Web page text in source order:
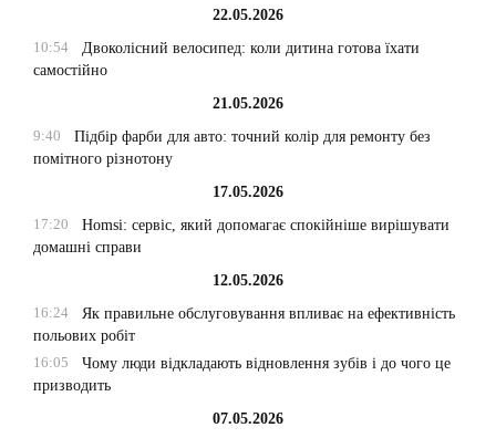
22.05.2026
10:54
Двоколісний велосипед: коли дитина готова їхати
самостійно
21.05.2026
9:40
Підбір фарби для авто: точний колір для ремонту без
помітного різнотону
17.05.2026
17:20
Homsi: сервіс, який допомагає спокійніше вирішувати
домашні справи
12.05.2026
16:24
Як правильне обслуговування впливає на ефективність
польових робіт
16:05
Чому люди відкладають відновлення зубів і до чого це
призводить
07.05.2026